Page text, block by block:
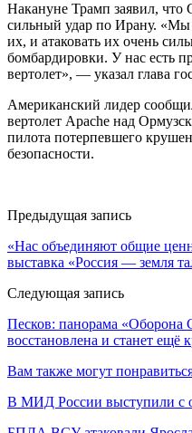
Накануне Трамп заявил,
сильный удар по Ирану. «Мы
их, и атаковать их очень
бомбардировки. У нас есть
вертолет», — указал глава
Американский лидер
вертолет Apache над
пилота потерпевшего
безопасности.
Предыдущая запись
«Нас объединяют общие
выставка «Россия — земля
Следующая запись
Песков: панорама «Оборона
восстановлена и станет ещё
Вам также могут
В МИД России выступили с